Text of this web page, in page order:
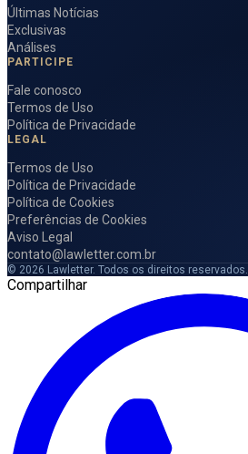
Últimas Notícias
Exclusivas
Análises
PARTICIPE
Fale conosco
Termos de Uso
Política de Privacidade
LEGAL
Termos de Uso
Política de Privacidade
Política de Cookies
Preferências de Cookies
Aviso Legal
contato@lawletter.com.br
© 2026 Lawletter. Todos os direitos reservados.
Compartilhar